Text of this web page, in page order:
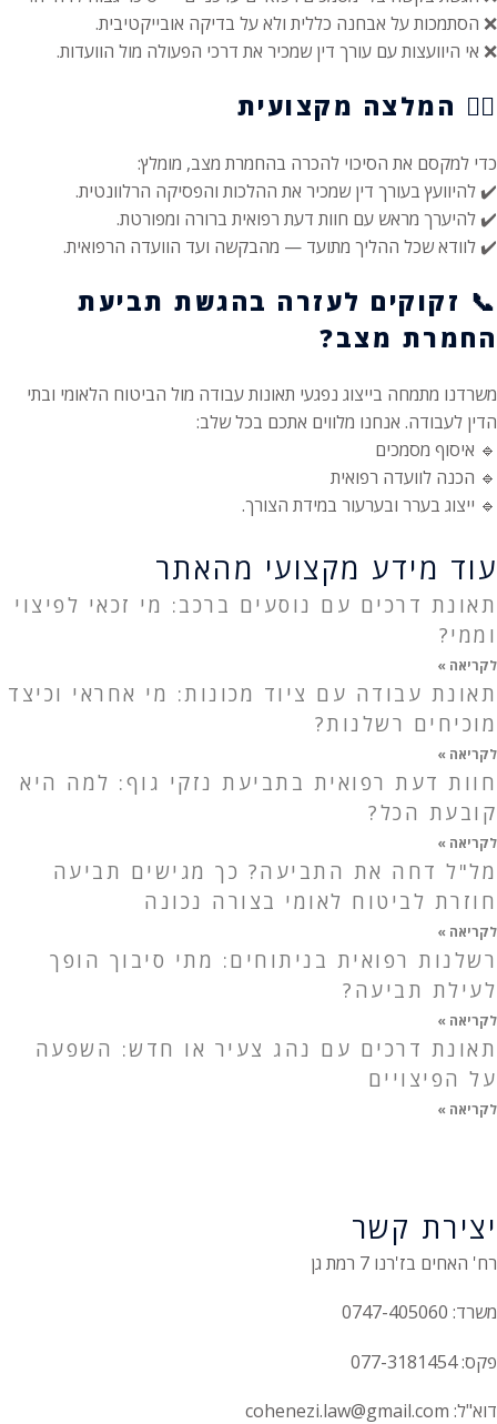
❌ הסתמכות על אבחנה כללית ולא על בדיקה אובייקטיבית.
❌ אי היוועצות עם עורך דין שמכיר את דרכי הפעולה מול הוועדות.
👨‍⚖️ המלצה מקצועית
כדי למקסם את הסיכוי להכרה בהחמרת מצב, מומלץ:
✔️ להיוועץ בעורך דין שמכיר את ההלכות והפסיקה הרלוונטית.
✔️ להיערך מראש עם חוות דעת רפואית ברורה ומפורטת.
✔️ לוודא שכל ההליך מתועד — מהבקשה ועד הוועדה הרפואית.
📞 זקוקים לעזרה בהגשת תביעת
החמרת מצב?
משרדנו מתמחה בייצוג נפגעי תאונות עבודה מול הביטוח הלאומי ובתי
הדין לעבודה. אנחנו מלווים אתכם בכל שלב:
🔹 איסוף מסמכים
🔹 הכנה לוועדה רפואית
🔹 ייצוג בערר ובערעור במידת הצורך.
עוד מידע מקצועי מהאתר
תאונת דרכים עם נוסעים ברכב: מי זכאי לפיצוי
וממי?
לקריאה »
תאונת עבודה עם ציוד מכונות: מי אחראי וכיצד
מוכיחים רשלנות?
לקריאה »
חוות דעת רפואית בתביעת נזקי גוף: למה היא
קובעת הכל?
לקריאה »
מל"ל דחה את התביעה? כך מגישים תביעה
חוזרת לביטוח לאומי בצורה נכונה
לקריאה »
רשלנות רפואית בניתוחים: מתי סיבוך הופך
לעילת תביעה?
לקריאה »
תאונת דרכים עם נהג צעיר או חדש: השפעה
על הפיצויים
לקריאה »
יצירת קשר
רח' האחים בז'רנו 7 רמת גן
משרד: 0747-405060
פקס: 077-3181454
דוא"ל: cohenezi.law@gmail.com